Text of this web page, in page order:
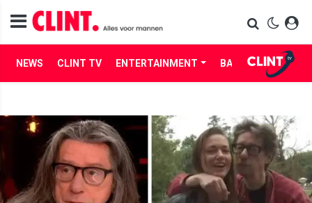
NEWS CLINT TV ENTERTAINMENT BABES LIFE